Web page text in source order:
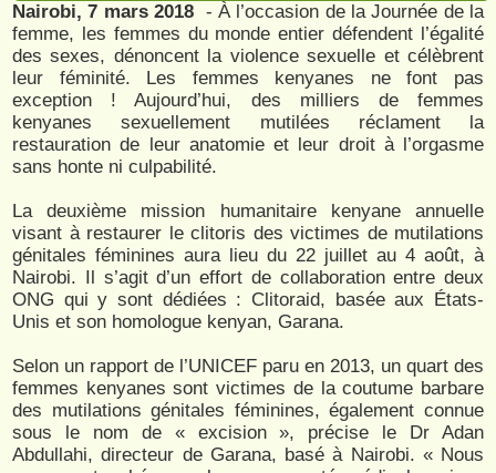
Nairobi, 7 mars 2018 - À l’occasion de la Journée de la
femme, les femmes du monde entier défendent l’égalité
des sexes, dénoncent la violence sexuelle et célèbrent
leur féminité. Les femmes kenyanes ne font pas
exception ! Aujourd’hui, des milliers de femmes
kenyanes sexuellement mutilées réclament la
restauration de leur anatomie et leur droit à l’orgasme
sans honte ni culpabilité.
La deuxième mission humanitaire kenyane annuelle
visant à restaurer le clitoris des victimes de mutilations
génitales féminines aura lieu du 22 juillet au 4 août, à
Nairobi. Il s’agit d’un effort de collaboration entre deux
ONG qui y sont dédiées : Clitoraid, basée aux États-
Unis et son homologue kenyan, Garana.
Selon un rapport de l’UNICEF paru en 2013, un quart des
femmes kenyanes sont victimes de la coutume barbare
des mutilations génitales féminines, également connue
sous le nom de « excision », précise le Dr Adan
Abdullahi, directeur de Garana, basé à Nairobi. « Nous